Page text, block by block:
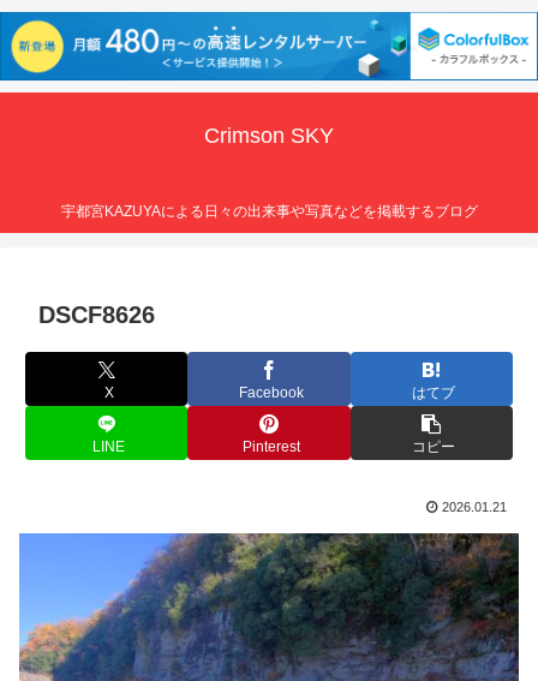
Crimson SKY
宇都宮KAZUYAによる日々の出来事や写真などを掲載するブログ
DSCF8626
X Facebook はてブ
LINE Pinterest コピー
2026.01.21